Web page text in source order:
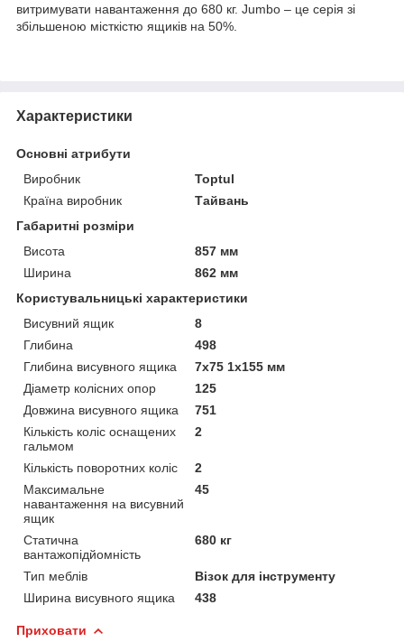
витримувати навантаження до 680 кг. Jumbo – це серія зі
збільшеною місткістю ящиків на 50%.
Характеристики
Основні атрибути
Виробник
Toptul
Країна виробник
Тайвань
Габаритні розміри
Висота
857 мм
Ширина
862 мм
Користувальницькі характеристики
Висувний ящик
8
Глибина
498
Глибина висувного ящика
7х75 1х155 мм
Діаметр колісних опор
125
Довжина висувного ящика
751
Кількість коліс оснащених
гальмом
2
Кількість поворотних коліс
2
Максимальне
навантаження на висувний
ящик
45
Статична
вантажопідйомність
680 кг
Тип меблів
Візок для інструменту
Ширина висувного ящика
438
Приховати